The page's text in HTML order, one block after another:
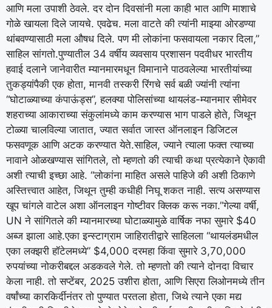
आणि मला उपाशी ठेवले. दर दोन दिवसांनी मला काही भात आणि माशाचे
गोळे खायला दिले जायचे. एवढेच. मला वाटते की त्यांनी माझ्या ओरडण्या
थांबवण्यासाठी मला औषध दिले. पण मी लोकांना फसवायला नकार दिला,”
साहिल सांगतो.पुण्यातील 34 वर्षीय व्यवसाय प्रशासन पदवीधर भारतीय
हवाई दलाने जानेवारीत म्यानमारमधून विमानाने पाठवलेल्या भारतीयांच्या
तुकड्यांपैकी एक होता, मानवी तस्करी रिंगचे सर्व बळी ज्यांनी त्यांना
“घोटाळ्याच्या कंपाऊंड्स”, हलक्या पोलिसांच्या थायलंड-म्यानमार सीमेवर
शहराच्या आकाराच्या संकुलांमध्ये काम करण्यास भाग पाडले होते, जिथून
टोळ्या चालविल्या जातात, ज्यात सर्वात जास्त ऑनलाइन डिजिटल
फसवणूक आणि अटक करण्यात येते.साहिल, ज्याने त्याला फक्त त्याच्या
नावाने ओळखण्यास सांगितले, तो म्हणतो की त्याची कथा प्रत्येकाने ऐकावी
अशी त्याची इच्छा आहे. “लोकांना माहित असले पाहिजे की अशी ठिकाणे
अस्तित्त्वात आहेत, जिथून तुम्ही कधीही निघू शकत नाही. सत्य असण्यास
खूप चांगले वाटेल अशा ऑनलाइन गोष्टीवर क्लिक करू नका.”गेल्या वर्षी,
UN ने सांगितले की म्यानमारच्या घोटाळ्यामुळे वार्षिक नफा सुमारे $40
अब्ज झाला आहे.एका इन्स्टाग्राम जाहिरातीद्वारे साहिलला “थायलंडमधील
एका लक्झरी हॉटेलमध्ये” $4,000 दरमहा किंवा सुमारे 3,70,000
रुपयांच्या नोकरीबद्दल अडकवले गेले. तो म्हणतो की त्याने दोनदा विचार
केला नाही. तो सप्टेंबर, 2025 उशीरा होता, आणि सिएरा लिओनमध्ये तीन
वर्षांच्या कारकिर्दीनंतर तो पुण्यात परतला होता, जिथे त्याने एका मद्य